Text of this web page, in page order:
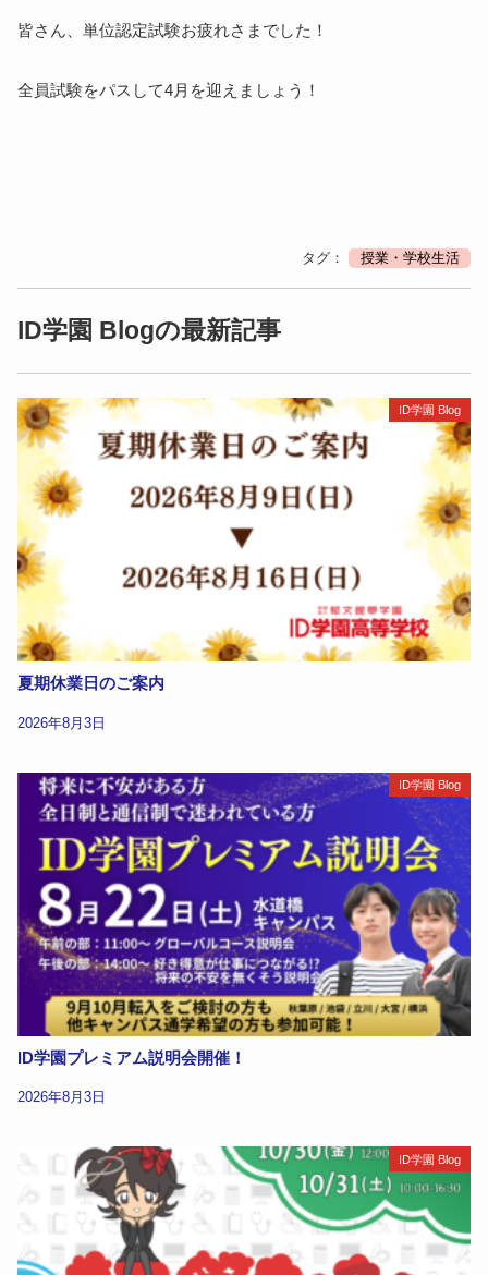
皆さん、単位認定試験お疲れさまでした！
全員試験をパスして4月を迎えましょう！
タグ： 授業・学校生活
ID学園 Blogの最新記事
ID学園 Blog
夏期休業日のご案内
2026年8月3日
ID学園 Blog
ID学園プレミアム説明会開催！
2026年8月3日
ID学園 Blog